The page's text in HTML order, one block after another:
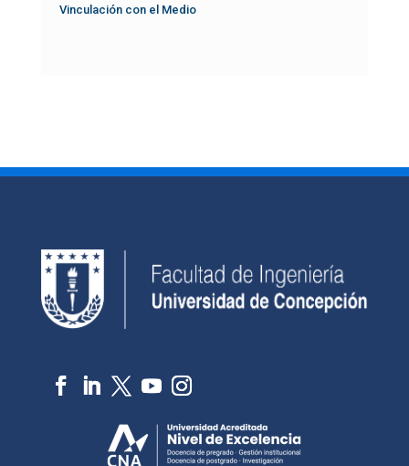
Vinculación con el Medio